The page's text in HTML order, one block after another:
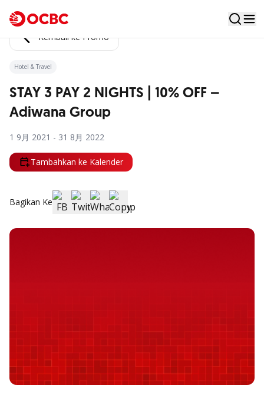
Kembali ke Promo
Hotel & Travel
STAY 3 PAY 2 NIGHTS | 10% OFF –
Adiwana Group
1 9月 2021 - 31 8月 2022
Tambahkan ke Kalender
Bagikan Ke